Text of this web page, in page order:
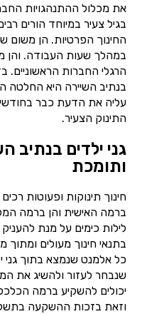
את מכלול ההתנהגויות
בגיל צעיר במיוחד הורים
החינוך הפרטיות. הן משום
במהלך שעות העבודה. והן
הרגלי החברות הראשוניים.
בנתיב השיירה היא החלטה
עליה את הדעת כבר
התינוק הצעיר.
גני ילדים בנתיב
ותומכת
חינוך תינוקות ופעוטות
ברמה האישית והן ברמה
לילות כימים על מנת להעניק
בתנאי חינוך מעולים
כל אלמנט שנמצא בתוך גני
שנבחר לעזור ולהשיג את
יכולים להשקיע ברמה
וזאת בזכות ההשקעה